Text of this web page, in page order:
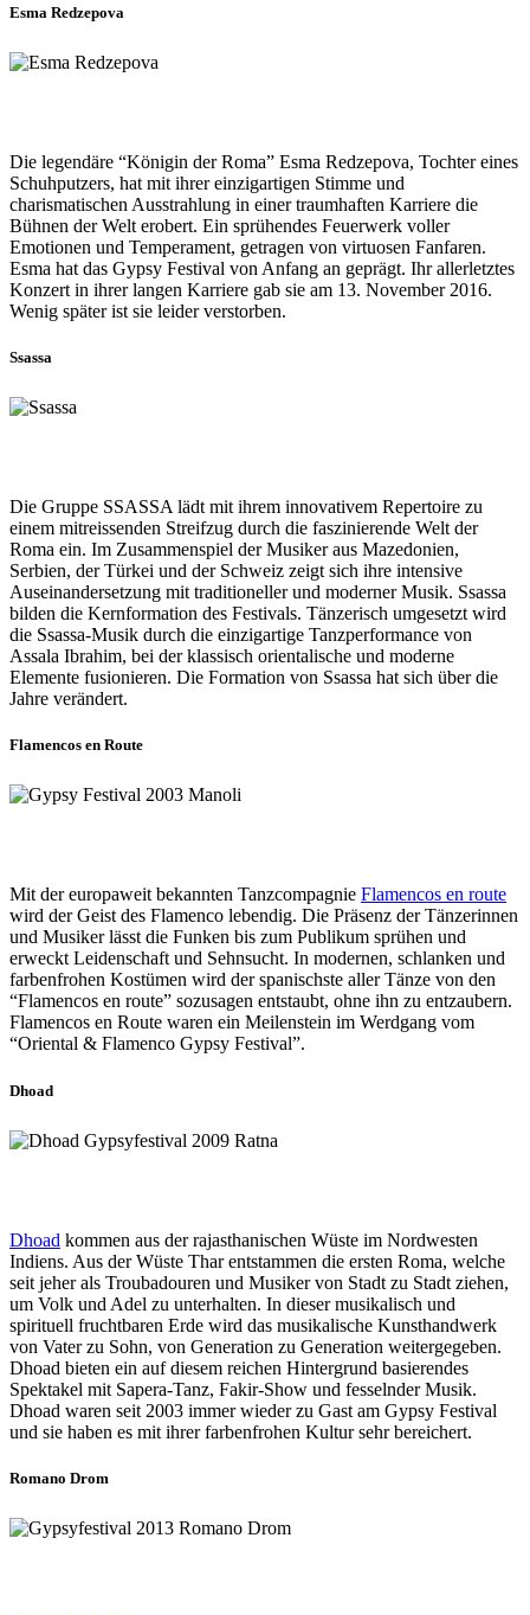
Esma Redzepova
Die legendäre “Königin der Roma” Esma Redzepova, Tochter eines
Schuhputzers, hat mit ihrer einzigartigen Stimme und
charismatischen Ausstrahlung in einer traumhaften Karriere die
Bühnen der Welt erobert. Ein sprühendes Feuerwerk voller
Emotionen und Temperament, getragen von virtuosen Fanfaren.
Esma hat das Gypsy Festival von Anfang an geprägt. Ihr allerletztes
Konzert in ihrer langen Karriere gab sie am 13. November 2016.
Wenig später ist sie leider verstorben.
Ssassa
Die Gruppe SSASSA lädt mit ihrem innovativem Repertoire zu
einem mitreissenden Streifzug durch die faszinierende Welt der
Roma ein. Im Zusammenspiel der Musiker aus Mazedonien,
Serbien, der Türkei und der Schweiz zeigt sich ihre intensive
Auseinandersetzung mit traditioneller und moderner Musik. Ssassa
bilden die Kernformation des Festivals. Tänzerisch umgesetzt wird
die Ssassa-Musik durch die einzigartige Tanzperformance von
Assala Ibrahim, bei der klassisch orientalische und moderne
Elemente fusionieren. Die Formation von Ssassa hat sich über die
Jahre verändert.
Flamencos en Route
Mit der europaweit bekannten Tanzcompagnie Flamencos en route
wird der Geist des Flamenco lebendig. Die Präsenz der Tänzerinnen
und Musiker lässt die Funken bis zum Publikum sprühen und
erweckt Leidenschaft und Sehnsucht. In modernen, schlanken und
farbenfrohen Kostümen wird der spanischste aller Tänze von den
“Flamencos en route” sozusagen entstaubt, ohne ihn zu entzaubern.
Flamencos en Route waren ein Meilenstein im Werdgang vom
“Oriental & Flamenco Gypsy Festival”.
Dhoad
Dhoad kommen aus der rajasthanischen Wüste im Nordwesten
Indiens. Aus der Wüste Thar entstammen die ersten Roma, welche
seit jeher als Troubadouren und Musiker von Stadt zu Stadt ziehen,
um Volk und Adel zu unterhalten. In dieser musikalisch und
spirituell fruchtbaren Erde wird das musikalische Kunsthandwerk
von Vater zu Sohn, von Generation zu Generation weitergegeben.
Dhoad bieten ein auf diesem reichen Hintergrund basierendes
Spektakel mit Sapera-Tanz, Fakir-Show und fesselnder Musik.
Dhoad waren seit 2003 immer wieder zu Gast am Gypsy Festival
und sie haben es mit ihrer farbenfrohen Kultur sehr bereichert.
Romano Drom